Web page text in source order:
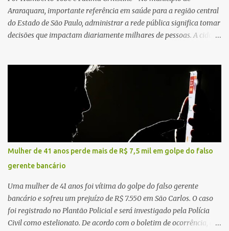
Araraquara, importante referência em saúde para a região central
do Estado de São Paulo, administrar a rede pública significa tomar
decisões que impactam diariamente milhares de pessoas. A cidade
município, mas também de diversas cidades do entorno,
ampliando significativamente a responsabilidade da gestão sobre
o Sistema Único de Saúde (SUS). Nos últimos anos, o Governo
Federal tem ampliado investimentos destinados ao fortalecimento
da atenção básica, da infraestrutura hospitalar e da
regionalização dos serviços de saúde. Entretanto, em um cenário
de demandas crescentes e recursos necessariamente limitados, a
principal missão da gestão pública não é apenas investir mais,
mas decidir melhor onde investir para produzir o maior benefício
possível à população. Essa reflexão encontra respaldo tanto na
teoria da admini...
Mulher de 41 anos perde mais de R$ 7,5 mil em golpe do falso
gerente bancário
Uma mulher de 41 anos foi vítima do golpe do falso gerente
bancário e sofreu um prejuízo de R$ 7.550 em São Carlos. O caso
foi registrado no Plantão Policial e será investigado pela Polícia
Civil como estelionato. De acordo com o boletim de ocorrência, a